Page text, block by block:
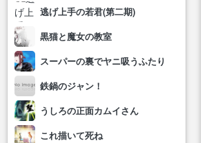
逃げ上手の若君(第二期)
黒猫と魔女の教室
スーパーの裏でヤニ吸うふたり
鉄鍋のジャン！
うしろの正面カムイさん
これ描いて死ね